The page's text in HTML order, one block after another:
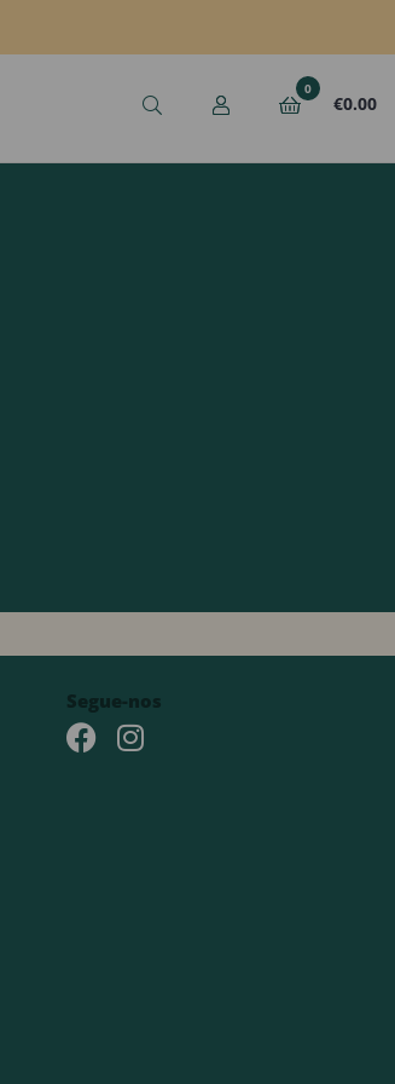
0
€0.00
Segue-nos